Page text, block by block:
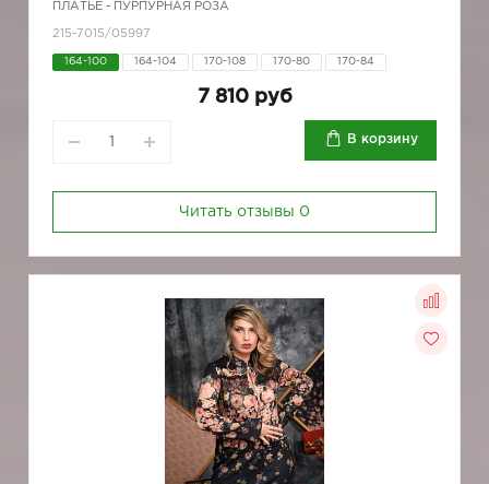
ПЛАТЬЕ - ПУРПУРНАЯ РОЗА
215-7015/05997
164-100 164-104 170-108 170-80 170-84
7 810 руб
В корзину
Читать отзывы 0